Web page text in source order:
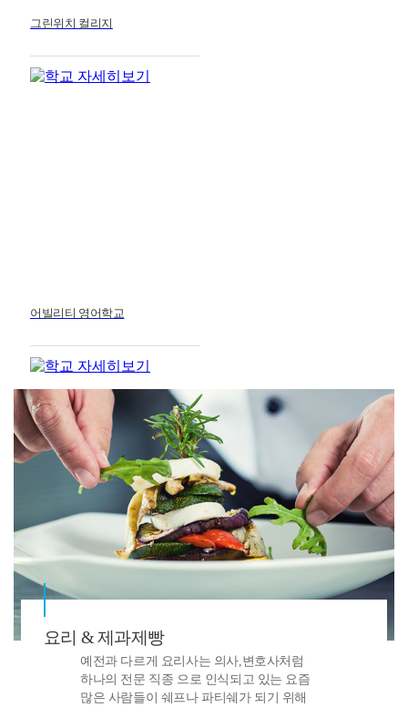
그린위치 컬리지
어빌리티 영어학교
요리 & 제과제빵
항공 & 자동차 정비
아트 & 디자인
간호 & 의료
호텔 및 관광경영
회계 & 금융
IT & 엔지니어링
요리 & 제과제빵
예전과 다르게 요리사는 의사,변호사처럼
하나의 전문 직종 으로 인식되고 있는 요즘
많은 사람들이 쉐프나 파티쉐가 되기 위해